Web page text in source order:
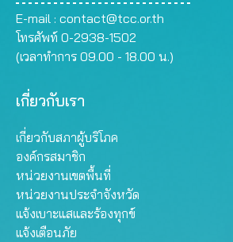
E-mail : contact@tcc.or.th
โทรศัพท์ 0-2938-1502
(เวลาทำการ 09.00 - 18.00 น.)
เกี่ยวกับเรา
เกี่ยวกับสภาผู้บริโภค
องค์กรสมาชิก
หน่วยงานเขตพื้นที่
หน่วยงานประจำจังหวัด
แจ้งเบาะแสและร้องทุกข์
แจ้งเตือนภัย